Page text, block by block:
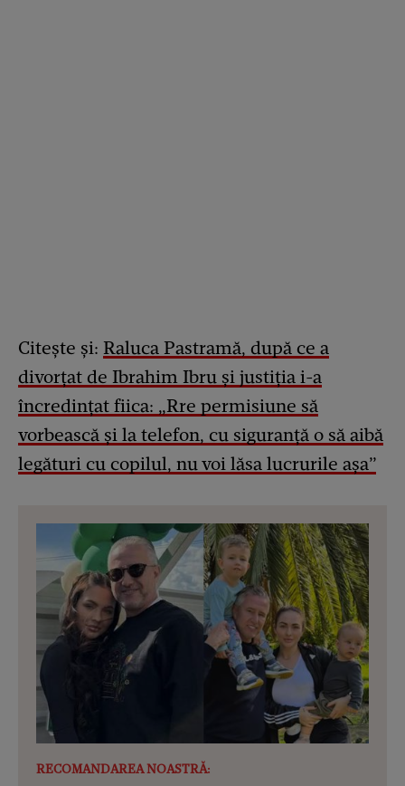
Citește și: Raluca Pastramă, după ce a
divorțat de Ibrahim Ibru și justiția i-a
încredințat fiica: „Rre permisiune să
vorbească și la telefon, cu siguranță o să aibă
legături cu copilul, nu voi lăsa lucrurile așa”
RECOMANDAREA NOASTRĂ: